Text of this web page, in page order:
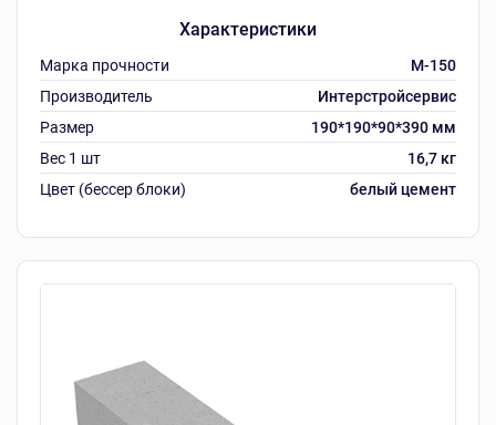
Характеристики
Марка прочности
M-150
Производитель
Интерстройсервис
Размер
190*190*90*390 мм
Вес 1 шт
16,7 кг
Цвет (бессер блоки)
белый цемент